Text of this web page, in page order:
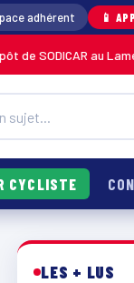
adhérent 📱
SODICAR au
CYCLISTE
LES + LUS